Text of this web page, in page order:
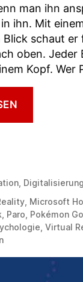
man ihn
ihn. Mit
schaut er
oben. Jeder
Kopf. Wer
VR-
WURDEN
Digitalisierung
Microsoft
Paro Pokémon Go
Virtual